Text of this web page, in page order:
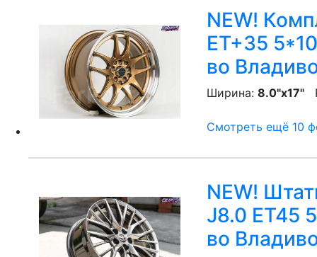
NEW!
ET+35
во
Ширина: 8.0"x17"
Смотреть ещё 10
NEW!
J8.0 ET45
во